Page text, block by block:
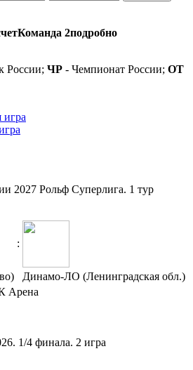
Команда 2подробно
России; ЧР - Чемпионат России; ОТ
2027 Рольф Суперлига. 1 тур
:
Динамо-ЛО (Ленинградская обл.)
Арена
1/4 финала. 2 игра